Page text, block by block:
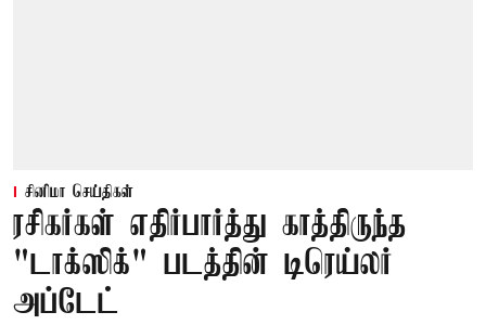
சினிமா செய்திகள்
ரசிகர்கள் எதிர்பார்த்து காத்திருந்த
"டாக்ஸிக்" படத்தின் டிரெய்லர்
அப்டேட்